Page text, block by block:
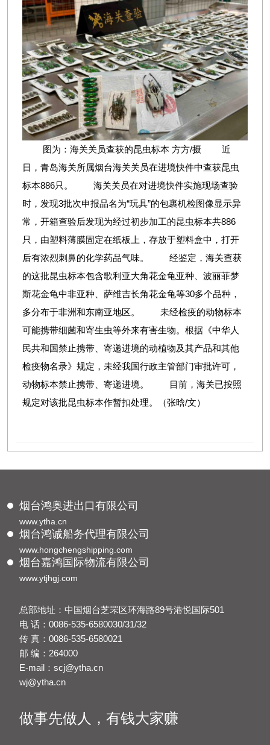
图为：海关关员查获的昆虫标本 方方/摄 近
日，青岛海关所属烟台海关关员在进境快件中查获昆虫
标本886只。 海关关员在对进境快件实施现场查验
时，发现3批次申报品名为“玩具”的包裹机检图像显示异
常，开箱查验后发现为经过初步加工的昆虫标本共886
只，由塑料薄膜固定在纸板上，存放于塑料盒中，打开
后有浓烈刺鼻的化学药品气味。 经鉴定，海关查获
的这批昆虫标本包含歌利亚大角花金龟亚种、波丽菲梦
斯花金龟中非亚种、萨维吉长角花金龟等30多个品种，
多分布于非洲和东南亚地区。 未经检疫的动物标本
可能携带细菌和寄生虫等外来有害生物。根据《中华人
民共和国禁止携带、寄递进境的动植物及其产品和其他
检疫物名录》规定，未经我国行政主管部门审批许可，
动物标本禁止携带、寄递进境。 目前，海关已按照
规定对该批昆虫标本作暂扣处理。（张晗/文）
烟台鸿奥进出口有限公司
www.ytha.cn
烟台鸿诚船务代理有限公司
www.hongchengshipping.com
烟台嘉鸿国际物流有限公司
www.ytjhgj.com
总部地址：中国烟台芝罘区环海路89号港悦国际501
电 话：0086-535-6580030/31/32
传 真：0086-535-6580021
邮 编：264000
E-mail：scj@ytha.cn
wj@ytha.cn
做事先做人，有钱大家赚